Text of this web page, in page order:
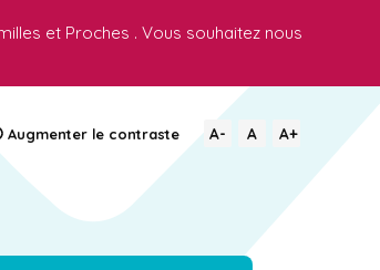
et Proches . Vous souhaitez nous
Augmenter le contraste A- A A+